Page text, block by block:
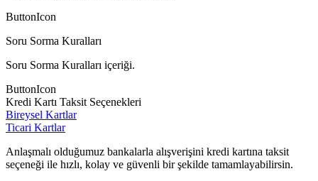
ButtonIcon
Soru Sorma Kuralları
Soru Sorma Kuralları içeriği.
ButtonIcon
Kredi Kartı Taksit Seçenekleri
Bireysel Kartlar
Ticari Kartlar
Anlaşmalı olduğumuz bankalarla alışverişini kredi kartına taksit
seçeneği ile hızlı, kolay ve güvenli bir şekilde tamamlayabilirsin.